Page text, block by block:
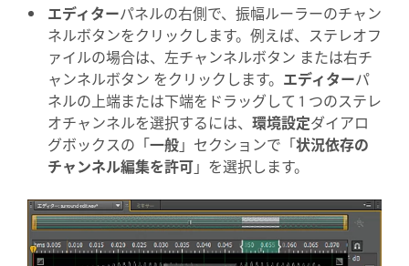
エディターパネルの右側で、振幅ルーラーのチャン
ネルボタンをクリックします。例えば、ステレオフ
ァイルの場合は、左チャンネルボタン または右チ
ャンネルボタン をクリックします。 エディターパ
ネルの上端または下端をドラッグして 1 つのステレ
オチャンネルを選択するには、 環境設定ダイアロ
グボックスの「一般」セクションで「状況依存の
チャンネル編集を許可」を選択します。